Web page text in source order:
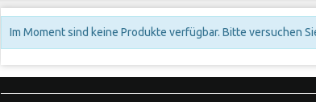
Im Moment sind keine Produkte verfügbar. Bitte versuchen